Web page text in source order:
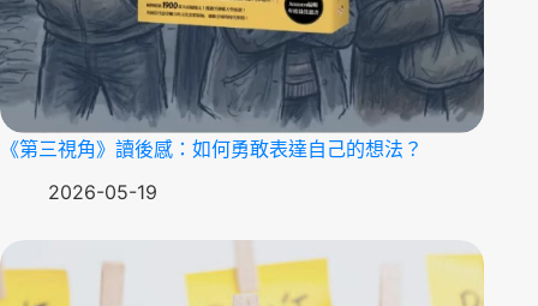
《第三視角》讀後感：如何勇敢表達自己的想法？
2026-05-19